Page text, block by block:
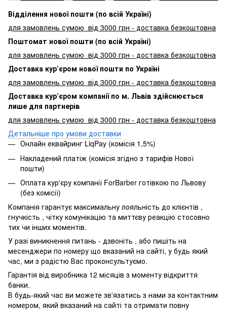
Відділення нової пошти (по всій Україні)
для замовлень сумою від 3000 грн - доставка безкоштовна
Поштомат нової пошти (по всій Україні)
для замовлень сумою від 3000 грн - доставка безкоштовна
Доставка кур’єром нової пошти по Україні
для замовлень сумою від 3000 грн - доставка безкоштовна
Доставка кур’єром компанії по м. Львів здійснюється
лише для партнерів
для замовлень сумою від 3000 грн - доставка безкоштовна
Детальніше про умови доставки
Онлайн еквайринг LiqPay (комісія 1,5%)
Накладений платіж (комісія згідно з тарифів Нової
пошти)
Оплата кур'єру компанії ForBarber готівкою по Львову
(без комісії)
Компанія гарантує максимальну лояльність до клієнтів ,
гнучкість , чітку комунікацію та миттєву реакцію стосовно
тих чи інших моментів.
У разі виникнення питань - дзвоніть , або пишіть на
месенджери по номеру що вказаний на сайті, у будь який
час, ми з радістю Вас проконсультуємо.
Гарантія від виробника 12 місяців з моменту відкриття
банки.
В будь-який час ви можете зв'язатись з нами за контактним
номером, який вказаний на сайті та отримати повну